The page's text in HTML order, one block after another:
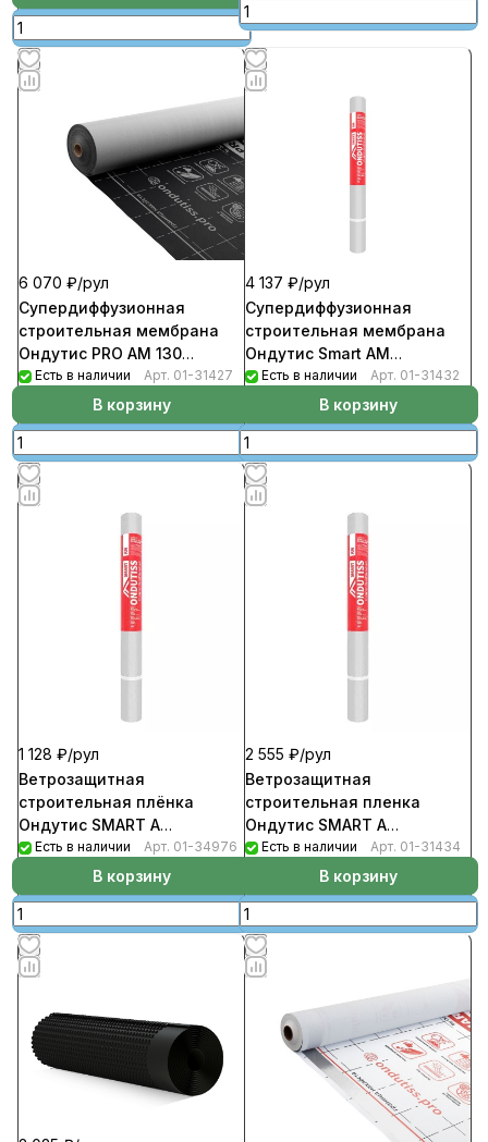
6 070 ₽/рул
Супердиффузионная
строительная мембрана
Ондутис PRO AM 130
(рул1,5м*50м.п-75кв.м)
Есть в наличии Арт. 01-31427
В корзину
4 137 ₽/рул
Супердиффузионная
строительная мембрана
Ондутис Smart AM
(рул1,5м*46,66м.п-70кв.м)
Есть в наличии Арт. 01-31432
В корзину
1 128 ₽/рул
Ветрозащитная
строительная плёнка
Ондутис SMART А
(рул1,5м*20м.п-30кв.м)
Есть в наличии Арт. 01-34976
В корзину
2 555 ₽/рул
Ветрозащитная
строительная пленка
Ондутис SMART А
(рул1,5м*46,66м.п-70кв.м)
Есть в наличии Арт. 01-31434
В корзину